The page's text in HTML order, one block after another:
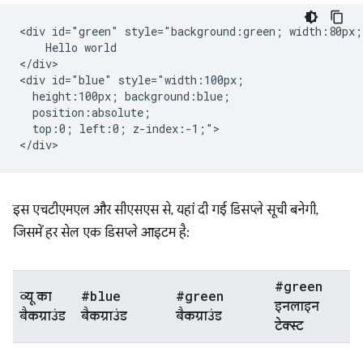
<div id="green" style="background:green;
    Hello world
</div>
<div id="blue" style="width:100px;
  height:100px; background:blue;
  position:absolute;
  top:0; left:0; z-index:-1;">
इस एचटीएमएल और सीएसएस से, यहां दी गई डिसप्ले सूची बनेगी,
जिसमें हर सेल एक डिसप्ले आइटम है:
व्यू का
बैकग्राउंड
#blue
बैकग्राउंड
#green
बैकग्राउंड
#green
इनलाइन
टेक्स्ट